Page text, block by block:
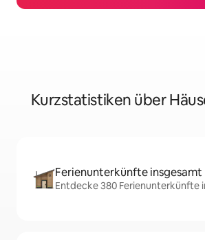
Kurzstatistiken über
Ferienunterkünfte insgesamt
Entdecke 380 Ferienunterkünfte